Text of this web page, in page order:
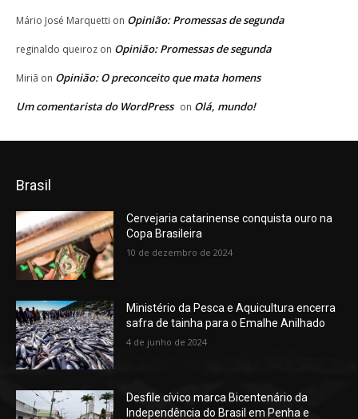
Mário José Marquetti on Opinião: Promessas de segunda
reginaldo queiroz on Opinião: Promessas de segunda
Miriã on Opinião: O preconceito que mata homens
Um comentarista do WordPress on Olá, mundo!
Brasil
Cervejaria catarinense conquista ouro na
Copa Brasileira
10 de dezembro de 2024
Ministério da Pesca e Aquicultura encerra
safra de tainha para o Emalhe Anilhado
4 de junho de 2024
Desfile cívico marca Bicentenário da
Independência do Brasil em Penha e